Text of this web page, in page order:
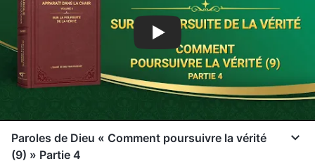
Paroles de Dieu « Comment poursuivre la vérité
(9) » Partie 4